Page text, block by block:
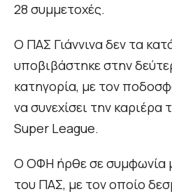
28 συμμετοχές.
Ο ΠΑΣ Γιάννινα δεν τα
υποβιβάστηκε στην
κατηγορία, με τον
να συνεχίσει την
Super League.
Ο ΟΦΗ ήρθε σε συμφωνία
του ΠΑΣ, με τον οποίο